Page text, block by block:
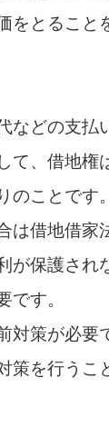
をとること
などの支払
て、借地権
のことです。
は借地借家
が保護され
です。
対策が必要
策を行うこ